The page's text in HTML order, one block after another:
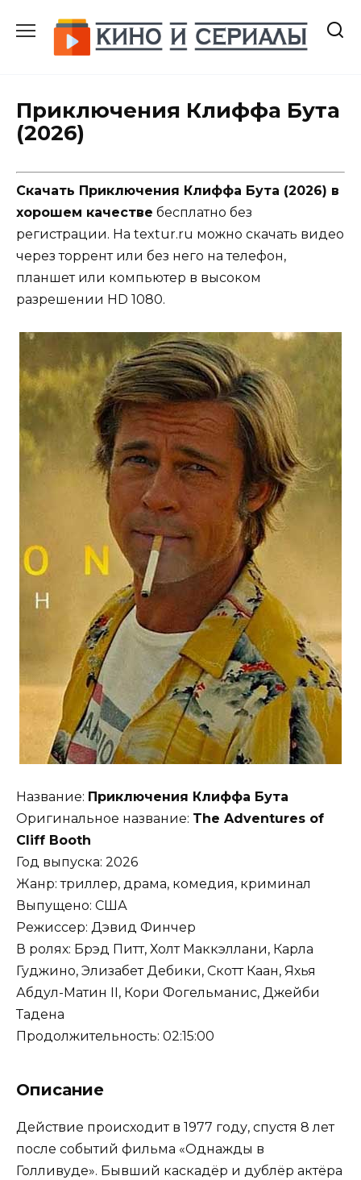
содержанию
Приключения Клиффа Бута
(2026)
Скачать Приключения Клиффа Бута (2026) в
хорошем качестве бесплатно без
регистрации. На textur.ru можно скачать видео
через торрент или без него на телефон,
планшет или компьютер в высоком
разрешении HD 1080.
Название: Приключения Клиффа Бута
Оригинальное название: The Adventures of
Cliff Booth
Год выпуска: 2026
Жанр: триллер, драма, комедия, криминал
Выпущено: США
Режиссер: Дэвид Финчер
В ролях: Брэд Питт, Холт Маккэллани, Карла
Гуджино, Элизабет Дебики, Скотт Каан, Яхья
Абдул-Матин II, Кори Фогельманис, Джейби
Тадена
Продолжительность: 02:15:00
Описание
Действие происходит в 1977 году, спустя 8 лет
после событий фильма «Однажды в
Голливуде». Бывший каскадёр и дублёр актёра